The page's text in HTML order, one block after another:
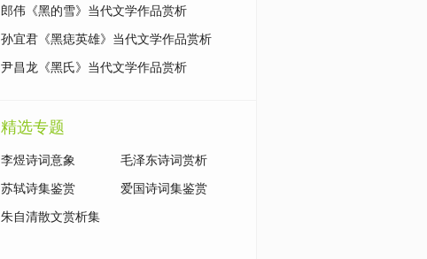
郎伟《黑的雪》当代文学作品赏析
孙宜君《黑痣英雄》当代文学作品赏析
尹昌龙《黑氏》当代文学作品赏析
精选专题
李煜诗词意象 毛泽东诗词赏析
苏轼诗集鉴赏 爱国诗词集鉴赏
朱自清散文赏析集